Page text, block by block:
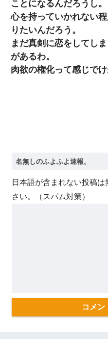
ことになるんだろうし。
心を持っていかれない
りたいんだろう。
まだ真剣に恋をしてし
があるわ。
肉欲の権化って感じでけ
日本語が含まれない投稿
さい。（スパム対策）